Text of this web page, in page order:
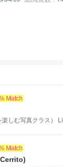
Match
しむ写真クラス）
Match